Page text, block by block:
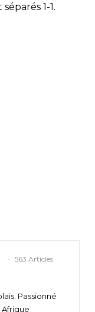
1-1.
563 Articles
Passionné
Afrique